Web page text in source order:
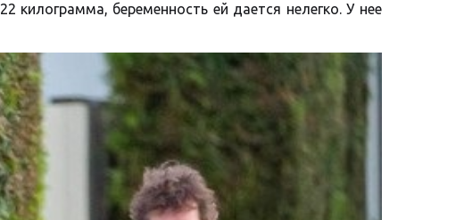
килограмма, беременность ей дается нелегко. У нее